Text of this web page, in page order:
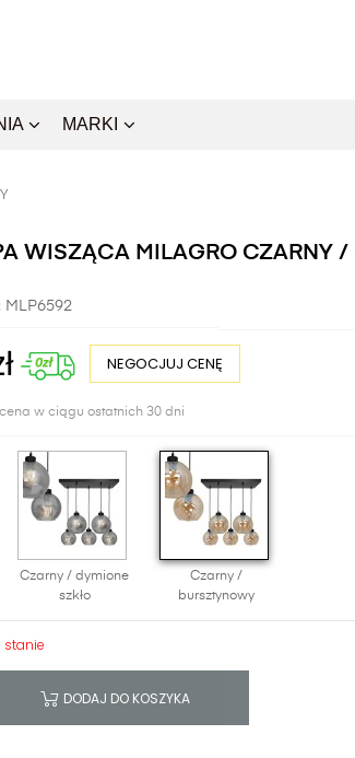
MARKI
WISZĄCA MILAGRO CZARNY /
MLP6592
NEGOCJUJ CENĘ
w ciągu ostatnich 30 dni
Czarny / dymione
szkło
Czarny /
bursztynowy
stanie
DODAJ DO KOSZYKA